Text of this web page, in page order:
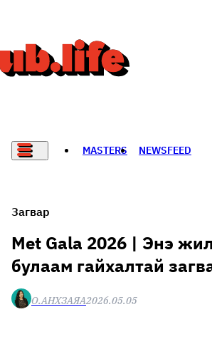
MASTERS NEWSFEED
THE NEW YORK TIMES
НАДАД НЭГ САНАЛ БАЙНА
Загвар
Met Gala 2026 | Энэ
булаам гайхалтай
О.АНХЗАЯА2026.05.05